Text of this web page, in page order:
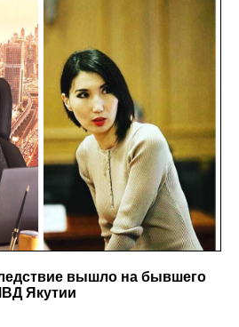
вышло на бывшего
Якутии